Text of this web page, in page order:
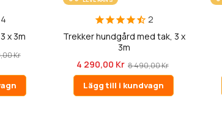
4
x 3m
Kr
2
Trekker hundgård med tak, 3 x
3m
4 290,00 Kr 8 490,00 Kr
Lägg till i kundvagn